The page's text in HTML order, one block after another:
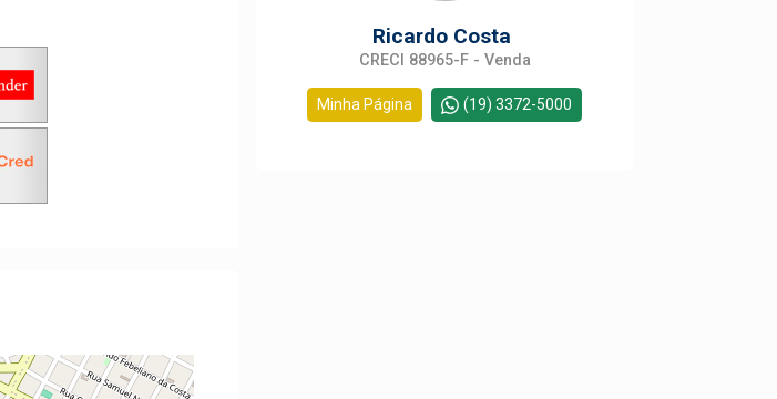
Ricardo Costa
CRECI 88965-F - Venda
Minha Página (19) 3372-5000